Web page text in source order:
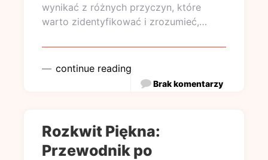
wynikać z różnych przyczyn, które
warto zidentyfikować i zrozumieć,…
continue reading
Brak komentarzy
Rozkwit Piękna:
Przewodnik po